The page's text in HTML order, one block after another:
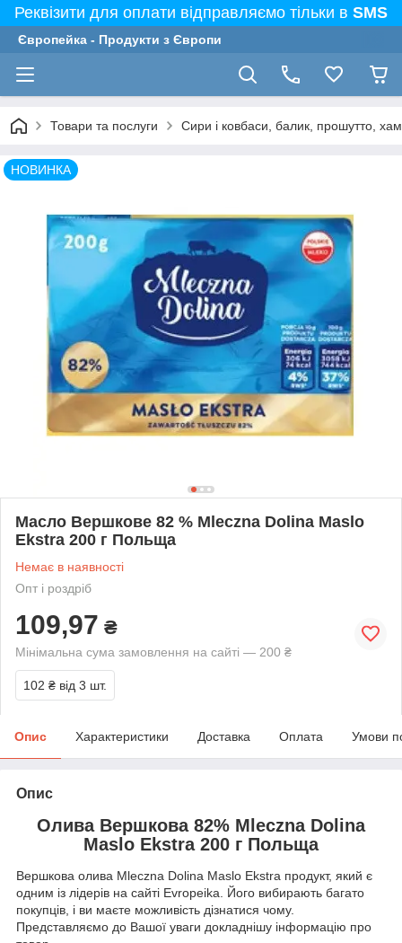
Реквізити для оплати відправляємо тільки в SMS
Європейка - Продукти з Європи
Товари та послуги Сири і ковбаси, балик, прошутто,
НОВИНКА
Масло Вершкове 82 % Mleczna Dolina Maslo
Ekstra 200 г Польща
Немає в наявності
Опт і роздріб
109,97 ₴
Мінімальна сума замовлення на сайті — 200 ₴
102 ₴ від 3 шт.
Опис Характеристики Доставка Оплата Умови
Опис
Олива Вершкова 82% Mleczna Dolina
Maslo Ekstra 200 г Польща
Вершкова олива Mleczna Dolina Maslo Ekstra продукт, який є
одним із лідерів на сайті Evropeika. Його вибирають багато
покупців, і ви маєте можливість дізнатися чому.
Представляємо до Вашої уваги докладнішу інформацію про